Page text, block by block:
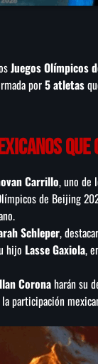
Juegos Olímpicos
por5 atletas
Carrillo, uno de
de Beijing
Schleper,
hijo Lasse Gaxiola,
Coronaharán su
participación